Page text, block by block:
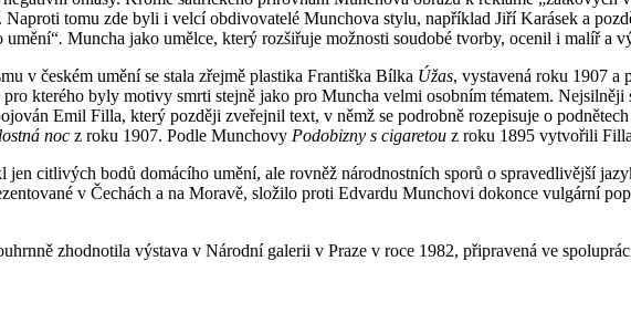
tomu zde byli i velcí obdivovatelé Munchova stylu, například Jiří Karásek a
umění“. Muncha jako umělce, který rozšiřuje možnosti soudobé tvorby, ocenil i malíř a
v českém umění se stala zřejmě plastika Františka Bílka Úžas, vystavená roku 1907 a
kterého byly motivy smrti stejně jako pro Muncha velmi osobním tématem.
Emil Filla, který později zveřejnil text, v němž se podrobně rozepisuje o
noc z roku 1907. Podle Munchovy Podobizny s cigaretou z roku 1895 vytvořili
citlivých bodů domácího umění, ale rovněž národnostních sporů o spravedlivější
v Čechách a na Moravě, složilo proti Edvardu Munchovi dokonce vulgární
zhodnotila výstava v Národní galerii v Praze v roce 1982, připravená ve